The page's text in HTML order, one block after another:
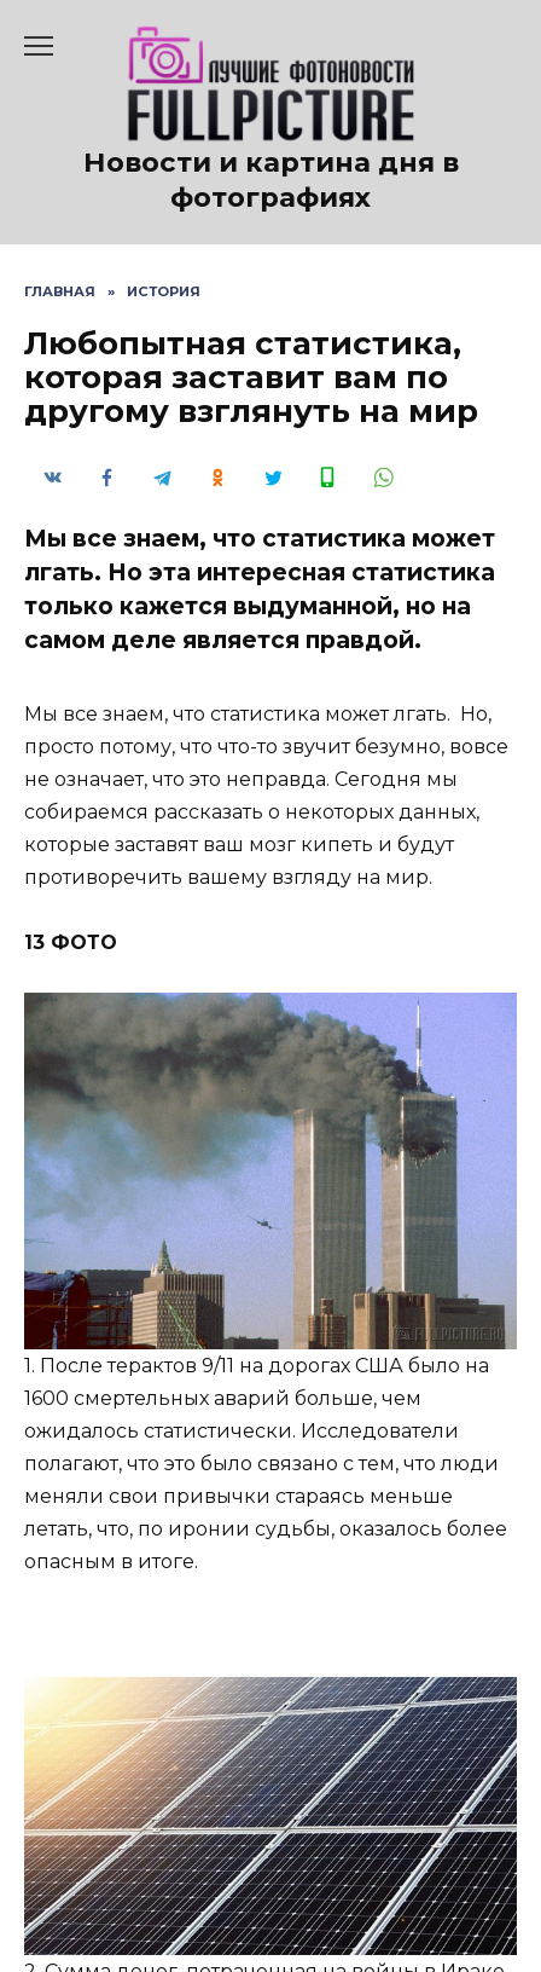
содержанию
Новости и картина дня в
фотографиях
ГЛАВНАЯ » ИСТОРИЯ
Любопытная статистика,
которая заставит вам по
другому взглянуть на мир
Мы все знаем, что статистика может
лгать. Но эта интересная статистика
только кажется выдуманной, но на
самом деле является правдой.
Мы все знаем, что статистика может лгать. Но,
просто потому, что что-то звучит безумно, вовсе
не означает, что это неправда. Сегодня мы
собираемся рассказать о некоторых данных,
которые заставят ваш мозг кипеть и будут
противоречить вашему взгляду на мир.
13 ФОТО
1. После терактов 9/11 на дорогах США было на
1600 смертельных аварий больше, чем
ожидалось статистически. Исследователи
полагают, что это было связано с тем, что люди
меняли свои привычки стараясь меньше
летать, что, по иронии судьбы, оказалось более
опасным в итоге.